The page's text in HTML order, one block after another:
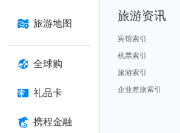
旅游地图
全球购
礼品卡
携程金融
旅游资讯
宾馆索引
机票索引
旅游索引
企业差旅索引